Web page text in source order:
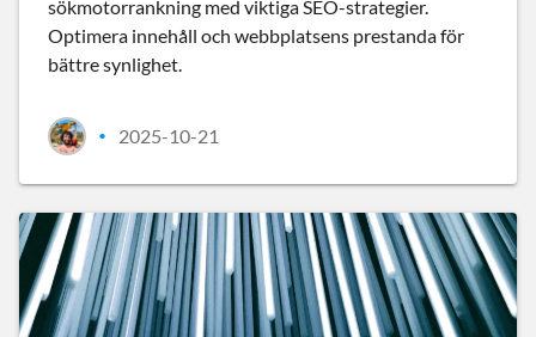
sökmotorrankning med viktiga SEO-strategier.
Optimera innehåll och webbplatsens prestanda för
bättre synlighet.
• 2025-10-21